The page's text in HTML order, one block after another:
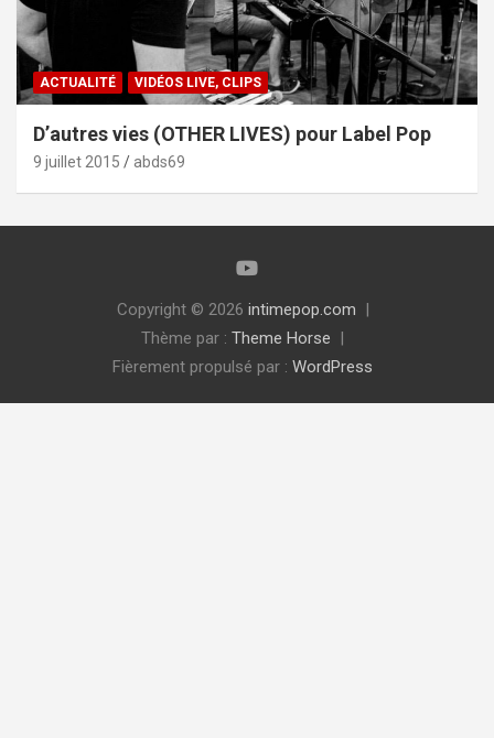
ACTUALITÉ VIDÉOS LIVE, CLIPS
D’autres vies (OTHER LIVES) pour Label Pop
9 juillet 2015 abds69
Copyright © 2026 intimepop.com
Thème par : Theme Horse
Fièrement propulsé par : WordPress